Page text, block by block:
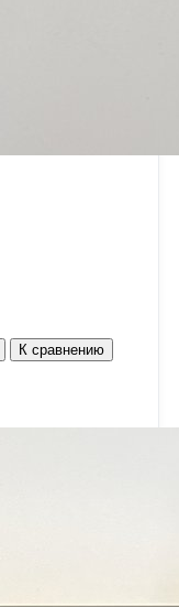
К сравнению